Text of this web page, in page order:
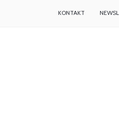
KONTAKT